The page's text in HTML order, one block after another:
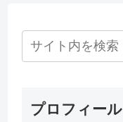
プロフィール